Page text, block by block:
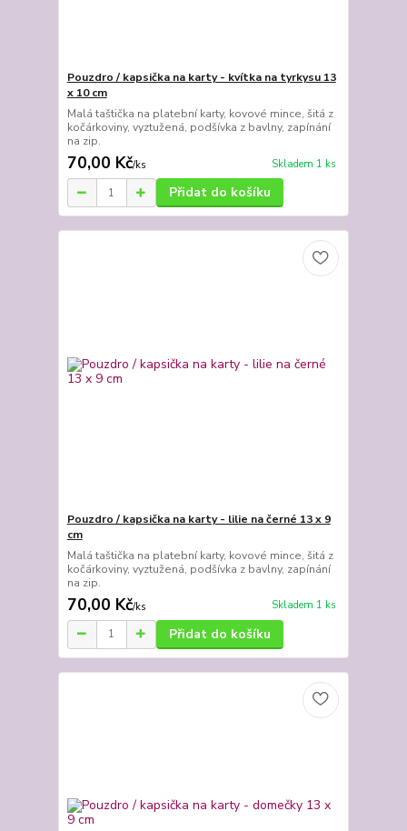
Pouzdro / kapsička na karty - kvítka na tyrkysu 13
x 10 cm
Malá taštička na platební karty, kovové mince, šitá z
kočárkoviny, vyztužená, podšívka z bavlny, zapínání
na zip.
70,00 Kč/ks Skladem 1 ks
Přidat do košíku
Pouzdro / kapsička na karty - lilie na černé 13 x 9
cm
Malá taštička na platební karty, kovové mince, šitá z
kočárkoviny, vyztužená, podšívka z bavlny, zapínání
na zip.
70,00 Kč/ks Skladem 1 ks
Přidat do košíku